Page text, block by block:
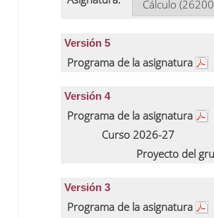
Versión 5
Programa de la asignatura
Versión 4
Programa de la asignatura
Curso 2026-27
Proyecto del
Versión 3
Programa de la asignatura